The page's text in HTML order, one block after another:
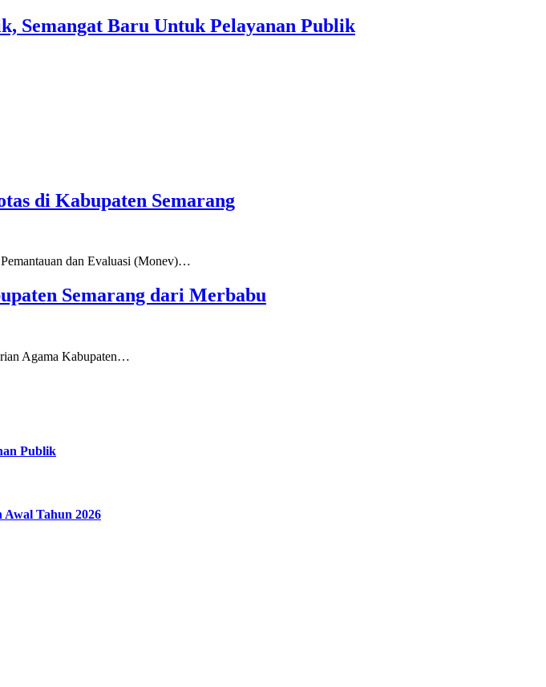
Semangat Baru Untuk Pelayanan Publik
di Kabupaten Semarang
dan Evaluasi (Monev)…
Semarang dari Merbabu
Agama Kabupaten…
Publik
Awal Tahun 2026